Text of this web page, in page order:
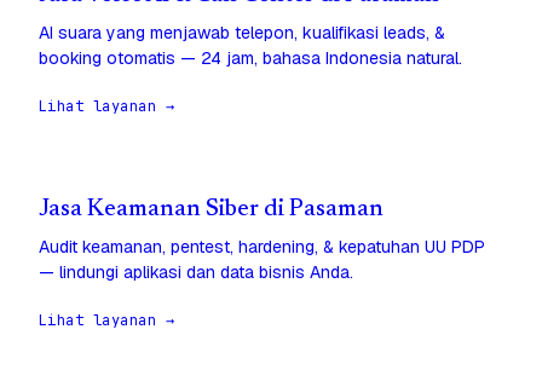
AI suara yang menjawab telepon, kualifikasi leads, &
booking otomatis — 24 jam, bahasa Indonesia natural.
Lihat layanan →
Jasa Keamanan Siber di Pasaman
Audit keamanan, pentest, hardening, & kepatuhan UU PDP
— lindungi aplikasi dan data bisnis Anda.
Lihat layanan →